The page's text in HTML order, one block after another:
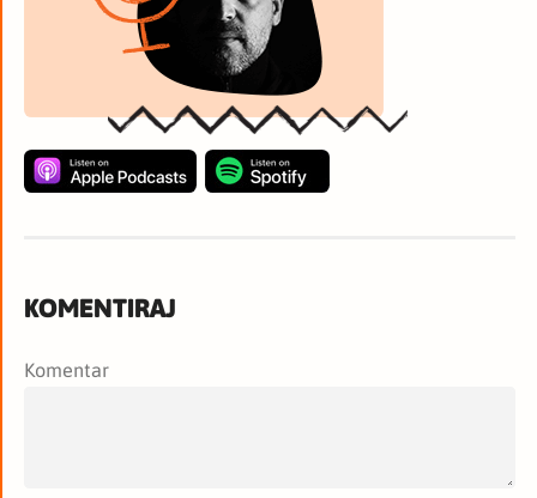
KOMENTIRAJ
Komentar